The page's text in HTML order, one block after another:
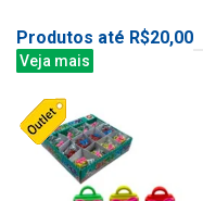
Produtos até R$20,00
Veja mais